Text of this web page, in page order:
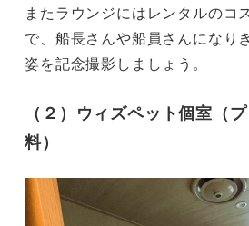
またラウンジにはレンタルのコ
で、船長さんや船員さんになり
姿を記念撮影しましょう。
（２）ウィズペット個室 （
料）